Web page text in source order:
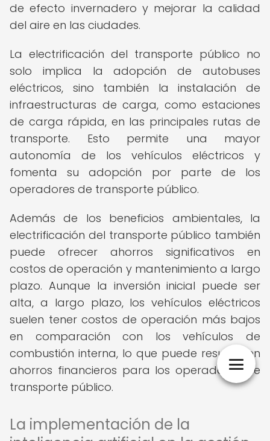
de efecto invernadero y mejorar la calidad
del aire en las ciudades.
La electrificación del transporte público no
solo implica la adopción de autobuses
eléctricos, sino también la instalación de
infraestructuras de carga, como estaciones
de carga rápida, en las principales rutas de
transporte. Esto permite una mayor
autonomía de los vehículos eléctricos y
fomenta su adopción por parte de los
operadores de transporte público.
Además de los beneficios ambientales, la
electrificación del transporte público también
puede ofrecer ahorros significativos en
costos de operación y mantenimiento a largo
plazo. Aunque la inversión inicial puede ser
alta, a largo plazo, los vehículos eléctricos
suelen tener costos de operación más bajos
en comparación con los vehículos de
combustión interna, lo que puede resultar en
ahorros financieros para los operadores de
transporte público.
La implementación de la